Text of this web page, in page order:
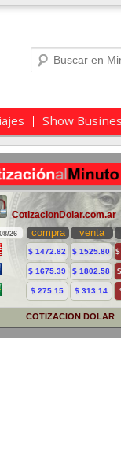
Buscar
Show
COTIZACION DOLAR